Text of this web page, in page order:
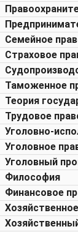
Семейное
Страховое
Таможенное
Теория
Трудовое
Уголовно-
Уголовное
Уголовный
Философия
Финансовое